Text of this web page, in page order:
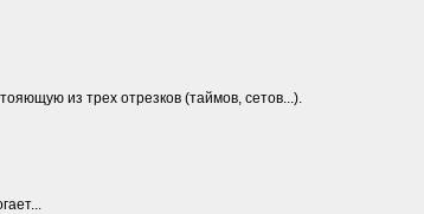
из трех отрезков (таймов, сетов...).